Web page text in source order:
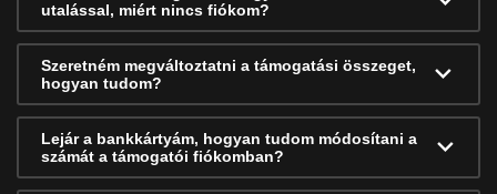
utalással, miért nincs fiókom?
Szeretném megváltoztatni a támogatási összeget,
hogyan tudom?
Lejár a bankkártyám, hogyan tudom módosítani a
számát a támogatói fiókomban?